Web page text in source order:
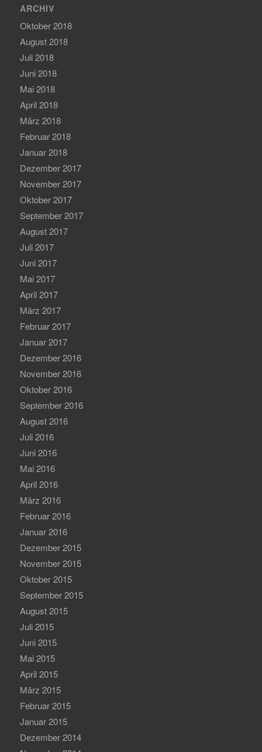
ARCHIV
Oktober 2018
August 2018
Juli 2018
Juni 2018
Mai 2018
April 2018
März 2018
Februar 2018
Januar 2018
Dezember 2017
November 2017
Oktober 2017
September 2017
August 2017
Juli 2017
Juni 2017
Mai 2017
April 2017
März 2017
Februar 2017
Januar 2017
Dezember 2016
November 2016
Oktober 2016
September 2016
August 2016
Juli 2016
Juni 2016
Mai 2016
April 2016
März 2016
Februar 2016
Januar 2016
Dezember 2015
November 2015
Oktober 2015
September 2015
August 2015
Juli 2015
Juni 2015
Mai 2015
April 2015
März 2015
Februar 2015
Januar 2015
Dezember 2014